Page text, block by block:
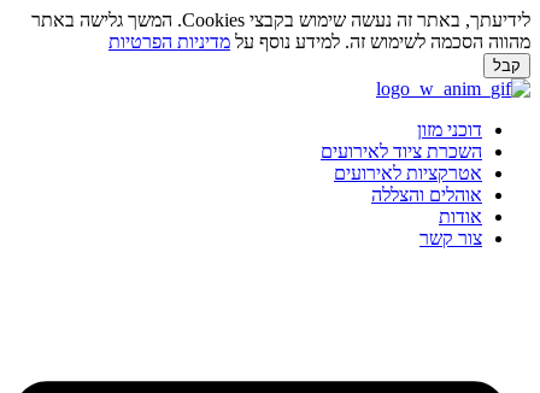
לידיעתך, באתר זה נעשה שימוש בקבצי Cookies. המשך גלישה באתר
מהווה הסכמה לשימוש זה. למידע נוסף עלמדיניות הפרטיות
קבל
דלג
דוכני מזון
השכרת ציוד לאירועים
אטרקציות לאירועים
אוהלים והצללה
אודות
צור קשר